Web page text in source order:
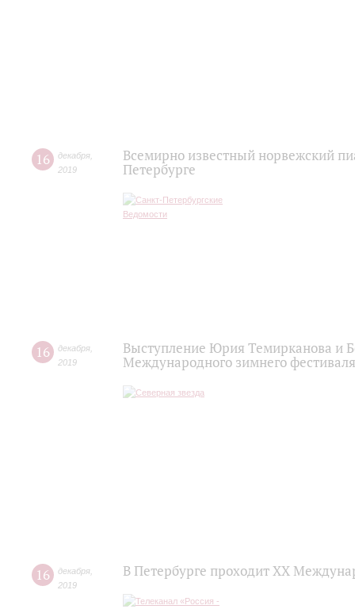
16 декабря
2019
Всемирно известный норвежский
Петербурге
16 декабря
2019
Выступление Юрия Темирканова и
Международного зимнего
16 декабря
2019
В Петербурге проходит ХХ